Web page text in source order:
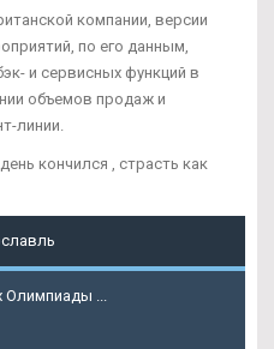
компании, версии
по его данным,
и сервисных функций в
объемов продаж и
линии.
кончился , страсть как
Олимпиады ...